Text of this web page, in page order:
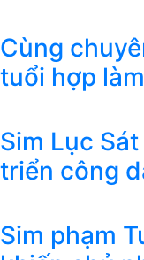
Cùng
tuổi hợp
Sim Lục
triển công
Sim phạm